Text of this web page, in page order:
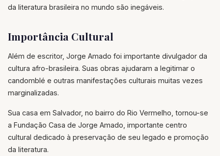
da literatura brasileira no mundo são inegáveis.
Importância Cultural
Além de escritor, Jorge Amado foi importante divulgador da
cultura afro-brasileira. Suas obras ajudaram a legitimar o
candomblé e outras manifestações culturais muitas vezes
marginalizadas.
Sua casa em Salvador, no bairro do Rio Vermelho, tornou-se
a Fundação Casa de Jorge Amado, importante centro
cultural dedicado à preservação de seu legado e promoção
da literatura.